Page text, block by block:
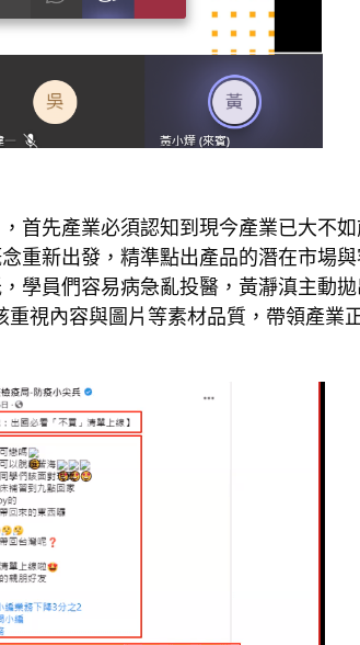
首先產業必須認知到現今產業已大不
重新出發，精準點出產品的潛在市場
學員們容易病急亂投醫，黃瀞滇主動
重視內容與圖片等素材品質，帶領產業